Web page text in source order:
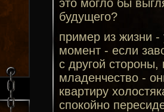
это могло бы
будущего?
пример из жизни -
момент - если
с другой стороны,
младенчество -
квартиру
спокойно